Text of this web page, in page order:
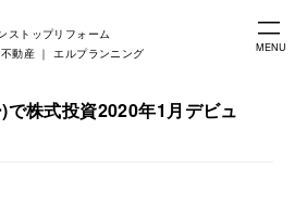
MENU
ストップリフォーム
動産 ｜ エルプランニング
で株式投資2020年1月デビュ